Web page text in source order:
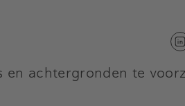
en achtergronden te